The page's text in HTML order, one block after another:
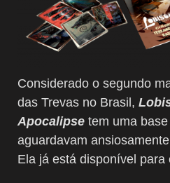
Considerado o segundo
das Trevas no Brasil,
Apocalipse tem uma
aguardavam
Ela já está disponível para